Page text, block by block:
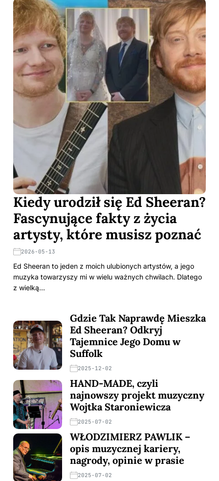
Kiedy urodził się Ed Sheeran?
Fascynujące fakty z życia
artysty, które musisz poznać
2026-05-13
Ed Sheeran to jeden z moich ulubionych artystów, a jego
muzyka towarzyszy mi w wielu ważnych chwilach. Dlatego
z wielką…
Gdzie Tak Naprawdę Mieszka
Ed Sheeran? Odkryj
Tajemnice Jego Domu w
Suffolk
2025-12-02
HAND-MADE, czyli
najnowszy projekt muzyczny
Wojtka Staroniewicza
2025-07-02
WŁODZIMIERZ PAWLIK –
opis muzycznej kariery,
nagrody, opinie w prasie
2025-07-02